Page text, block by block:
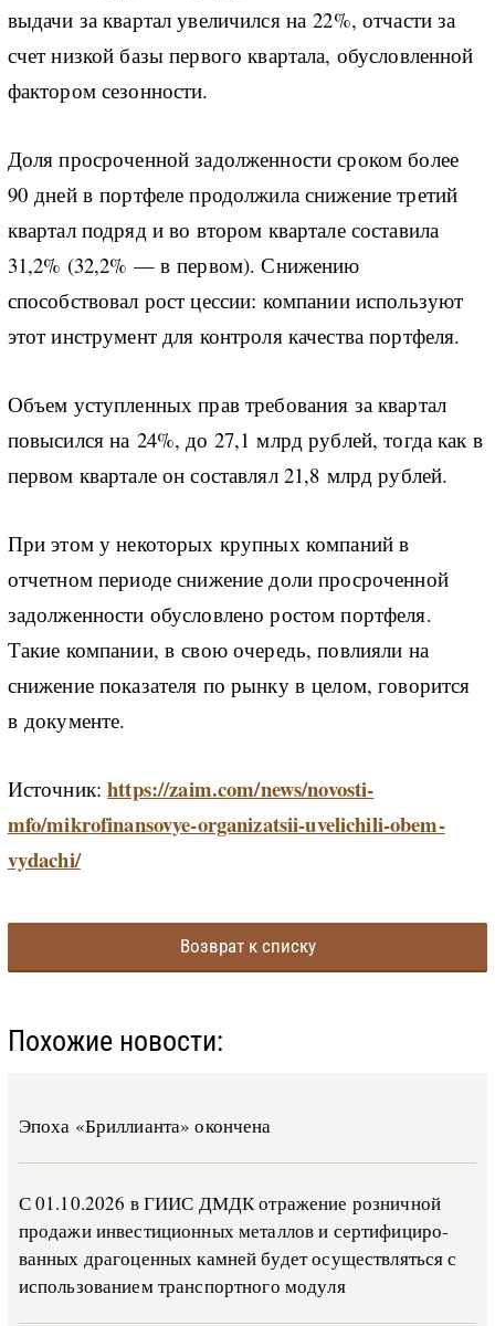
выдачи за квартал увеличился на 22%, отчасти за
счет низкой базы первого квартала, обусловленной
фактором сезонности.
Доля просроченной задолженности сроком более
90 дней в портфеле продолжила снижение третий
квартал подряд и во втором квартале составила
31,2% (32,2% — в первом). Снижению
способствовал рост цессии: компании используют
этот инструмент для контроля качества портфеля.
Объем уступленных прав требования за квартал
повысился на 24%, до 27,1 млрд рублей, тогда как в
первом квартале он составлял 21,8 млрд рублей.
При этом у некоторых крупных компаний в
отчетном периоде снижение доли просроченной
задолженности обусловлено ростом портфеля.
Такие компании, в свою очередь, повлияли на
снижение показателя по рынку в целом, говорится
в документе.
Источник:https://zaim.com/news/novosti-
mfo/mikrofinansovye-organizatsii-uvelichili-obem-
vydachi/
Возврат к списку
Похожие новости:
Эпоха «Бриллианта» окончена
С 01.10.2026 в ГИИС ДМДК от­ра­же­ние роз­ни­ч­ной
про­да­жи ин­ве­сти­ци­он­ных ме­тал­лов и сер­ти­фи­ци­ро­
ван­ных дра­го­цен­ных ка­м­ней бу­дет осу­ще­ств­лять­ся с
ис­поль­зо­ва­ни­ем тран­с­пор­т­но­го мо­ду­ля